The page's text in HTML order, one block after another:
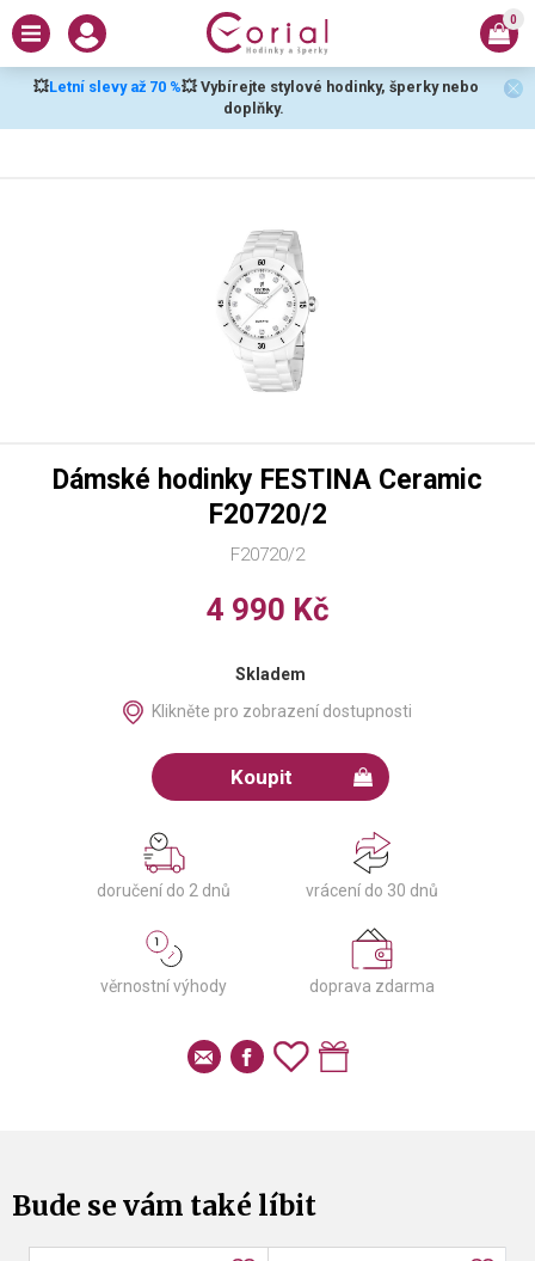
💥Letní slevy až 70 %💥 Vybírejte stylové hodinky, šperky nebo
doplňky.
0
F20720/2
Dámské hodinky FESTINA Ceramic
F20720/2
4 990 Kč
Skladem
Klikněte pro zobrazení dostupnosti
Koupit
doručení do 2 dnů vrácení do 30 dnů
věrnostní výhody doprava zdarma
Bude se vám také líbit